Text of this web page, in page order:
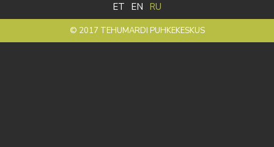
ET EN RU
© 2017 TEHUMARDI PUHKEKESKUS